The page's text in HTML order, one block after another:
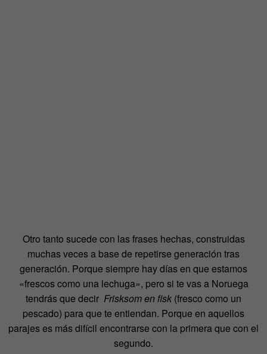
Otro tanto sucede con las frases hechas, construidas
muchas veces a base de repetirse generación tras
generación. Porque siempre hay días en que estamos
«frescos como una lechuga», pero si te vas a Noruega
tendrás que decir Frisksom en fisk (fresco como un
pescado) para que te entiendan. Porque en aquellos
parajes es más difícil encontrarse con la primera que con el
segundo.